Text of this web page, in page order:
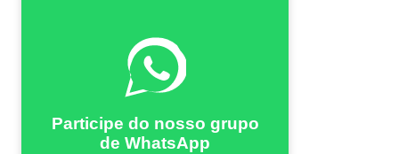
Participe do nosso grupo
de WhatsApp